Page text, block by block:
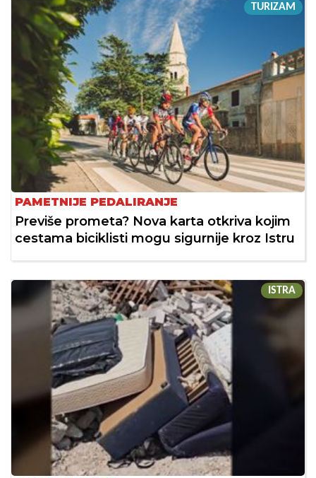
TURIZAM
PAMETNIJE PEDALIRANJE
Previše prometa? Nova karta otkriva kojim
cestama biciklisti mogu sigurnije kroz Istru
ISTRA